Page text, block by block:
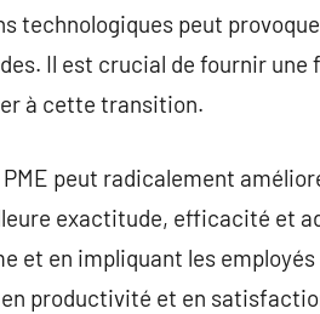
technologiques peut
Il est crucial de fournir
à cette transition.
peut radicalement
exactitude, efficacité et
et en impliquant les
productivité et en